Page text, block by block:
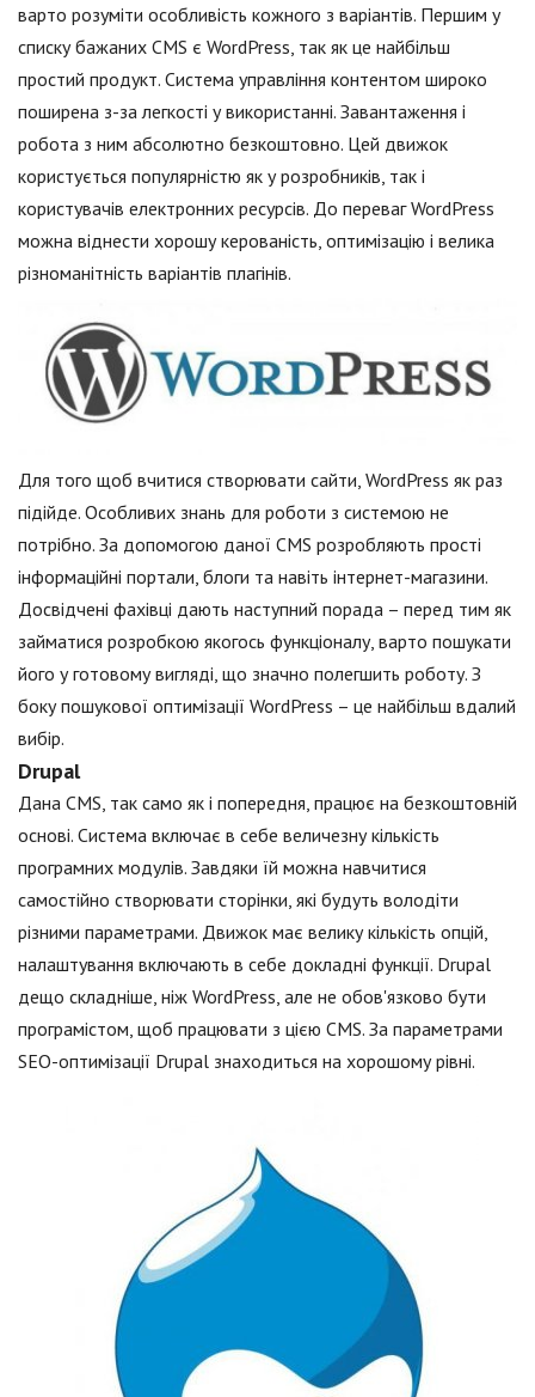
варто розуміти особливість кожного з варіантів. Першим у
списку бажаних CMS є WordPress, так як це найбільш
простий продукт. Система управління контентом широко
поширена з-за легкості у використанні. Завантаження і
робота з ним абсолютно безкоштовно. Цей движок
користується популярністю як у розробників, так і
користувачів електронних ресурсів. До переваг WordPress
можна віднести хорошу керованість, оптимізацію і велика
різноманітність варіантів плагінів.
Для того щоб вчитися створювати сайти, WordPress як раз
підійде. Особливих знань для роботи з системою не
потрібно. За допомогою даної CMS розробляють прості
інформаційні портали, блоги та навіть інтернет-магазини.
Досвідчені фахівці дають наступний порада – перед тим як
займатися розробкою якогось функціоналу, варто пошукати
його у готовому вигляді, що значно полегшить роботу. З
боку пошукової оптимізації WordPress – це найбільш вдалий
вибір.
Drupal
Дана CMS, так само як і попередня, працює на безкоштовній
основі. Система включає в себе величезну кількість
програмних модулів. Завдяки їй можна навчитися
самостійно створювати сторінки, які будуть володіти
різними параметрами. Движок має велику кількість опцій,
налаштування включають в себе докладні функції. Drupal
дещо складніше, ніж WordPress, але не обов'язково бути
програмістом, щоб працювати з цією CMS. За параметрами
SEO-оптимізації Drupal знаходиться на хорошому рівні.